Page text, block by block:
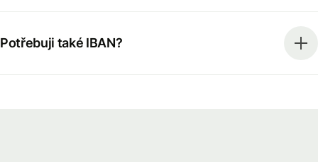
Potřebuji také IBAN?